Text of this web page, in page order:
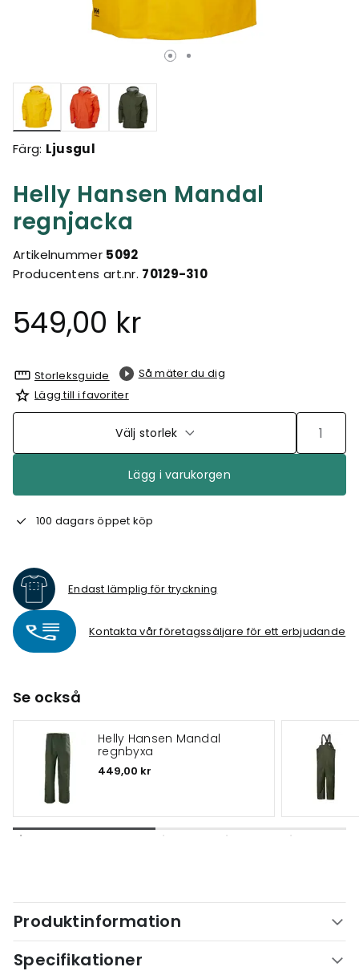
Helly Hansen Mandal
regnjacka
Artikelnummer 5092
Producentens art.nr. 70129-310
549,00 kr
Valda
Färg: Ljusgul
Storleksguide
Så mäter du dig
Lägg till i favoriter
Välj storlek
Lägg i varukorgen
100 dagars öppet köp
Endast lämplig för tryckning
Kontakta vår företagssäljare för ett erbjudande
Se också
Helly Hansen Mandal
regnbyxa
449,00 kr
Produktinformation
Specifikationer